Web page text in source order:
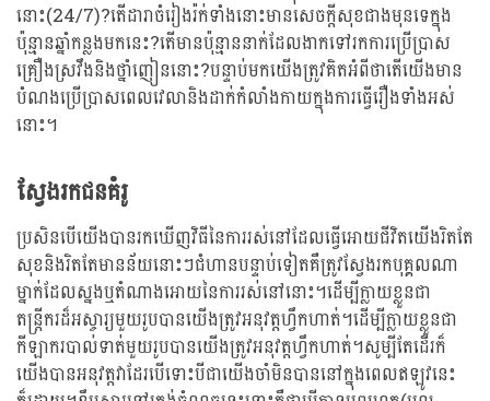
នោះ(24/7)?តើដារាចំរៀងរ៉ក់ទាំងនោះមានសេចក្តីសុខជាងមុនទេក្នុង
ប៉ុន្មានឆ្នាំកន្លងមកនេះ?តើមានប៉ុន្មាននាក់ដែលងាកទៅរកការប្រើប្រាស
គ្រឿងស្រវឹងនិងថ្នាំញៀននោះ?បន្ទាប់មកយើងត្រូវគិតអំពីថាតើយើងមាន
បំណងប្រើប្រាសពេលវេលានិងដាក់កំលាំងកាយក្នុងការធ្វើរឿងទាំងអស់
នោះ។
ស្វែងរកជនគំរូ
ប្រសិនបើយើងបានរកឃើញវិធីនៃការរស់នៅដែលធ្វើអោយជីវិតយើងរិតតែ
សុខនិងរិតតែមានន័យនោះៗជំហានបន្ទាប់ទៀតគឺត្រូវស្វែងរកបុគ្គលណា
ម្នាក់ដែលស្នងឬតំណាងអោយនៃការរស់នៅនោះ។ដើម្បីក្លាយខ្លួនជា
តន្រ្តីករដ៏អស្ចារ្យមួយរូបបានយើងត្រូវអនុវត្តហ្វឹកហាត់។ដើម្បីក្លាយខ្លួនជា
កីឡាករបាល់ទាត់មួយរូបបានយើងត្រូវអនុវត្តហ្វឹកហាត់។សូម្បីតែដើរក៏
យើងបានអនុវត្តវាដែរបើទោះបីជាយើងចាំមិនបាននៅក្នុងពេលឥឡូវនេះ